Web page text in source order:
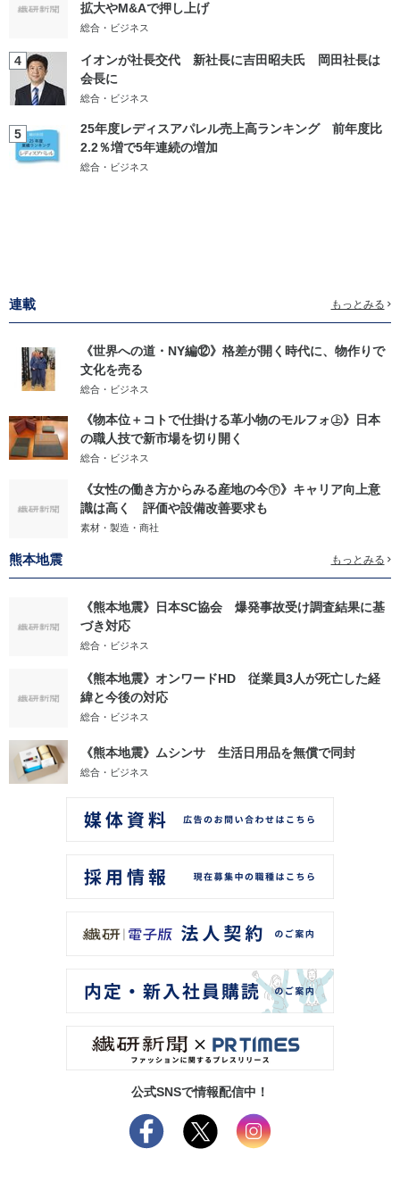
拡大やM&Aで押し上げ
総合・ビジネス
4
イオンが社長交代 新社長に吉田昭夫氏 岡田社長は
会長に
総合・ビジネス
5
25年度レディスアパレル売上高ランキング 前年度比
2.2％増で5年連続の増加
総合・ビジネス
連載 もっとみる
《世界への道・NY編⑫》格差が開く時代に、物作りで
文化を売る
総合・ビジネス
《物本位＋コトで仕掛ける革小物のモルフォ㊤》日本
の職人技で新市場を切り開く
総合・ビジネス
《女性の働き方からみる産地の今㊦》キャリア向上意
識は高く 評価や設備改善要求も
素材・製造・商社
熊本地震 もっとみる
《熊本地震》日本SC協会 爆発事故受け調査結果に基
づき対応
総合・ビジネス
《熊本地震》オンワードHD 従業員3人が死亡した経
緯と今後の対応
総合・ビジネス
《熊本地震》ムシンサ 生活日用品を無償で同封
総合・ビジネス
公式SNSで情報配信中！